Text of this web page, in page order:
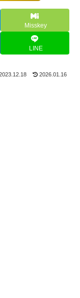
Misskey
LINE
2026.01.16